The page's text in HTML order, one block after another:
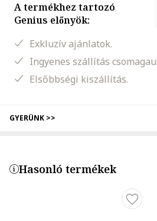
A termékhez tartozó
Genius előnyök:
Exkluzív ajánlatok.
Ingyenes szállítás
Elsőbbségi kiszállítás.
GYERÜNK >>
Hasonló termékek